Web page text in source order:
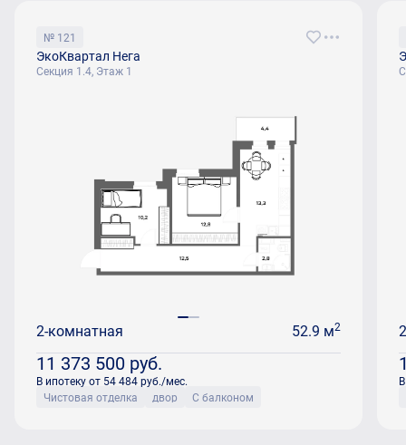
№ 121
ЭкоКвартал Нега
Секция 1.4, Этаж 1
2-комнатная 52.9 м2
11 373 500 руб.
В ипотеку от 54 484 руб./мес.
Чистовая отделка
двор С балконом